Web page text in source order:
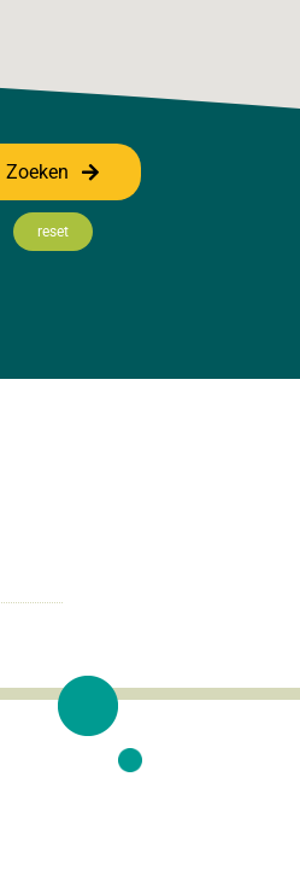
Zoeken
reset